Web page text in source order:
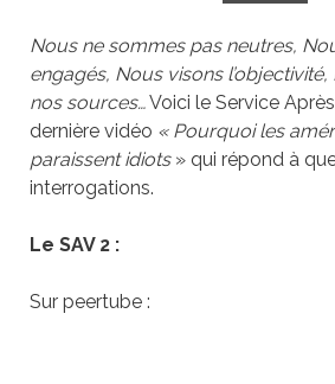
Nous ne sommes pas neutres,
engagés, Nous visons
nos sources…Voici le Service
dernière vidéo « Pourquoi les
paraissent idiots » qui répond à
interrogations.
Le SAV 2 :
Sur peertube :